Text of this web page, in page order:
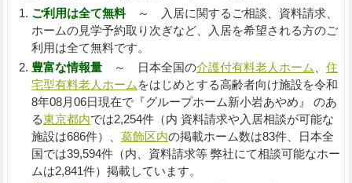
ご利用は全て無料～ 入居に関するご相談、資料請求、
ホームの見学予約取り次ぎなど、入居を希望される方のご
利用は全て無料です。
豊富な情報量～ 日本全国の介護付有料老人ホーム
住
宅型有料老人ホーム をはじめとする高齢者向け施設を令和
8年08月06日現在で『グループホーム新小岩あやめ』 のあ
る東京都内では2,254件（内 資料請求や入居相談が可能な
施設は686件）、 葛飾区内の掲載ホーム数は83件、日本全
国では39,594件（内、資料請求等 弊社にて相談可能なホー
ムは2,841件）掲載しています。